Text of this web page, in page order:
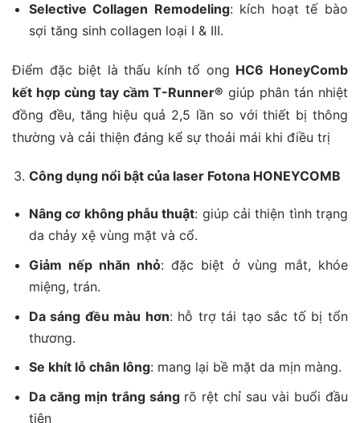
Selective Collagen Remodeling: kích hoạt tế bào
sợi tăng sinh collagen loại I & III.
Điểm đặc biệt là thấu kính tổ ong HC6 HoneyComb
kết hợp cùng tay cầm T-Runner® giúp phân tán nhiệt
đồng đều, tăng hiệu quả 2,5 lần so với thiết bị thông
thường và cải thiện đáng kể sự thoải mái khi điều trị
Công dụng nổi bật của laser Fotona HONEYCOMB
Nâng cơ không phẫu thuật: giúp cải thiện tình trạng
da chảy xệ vùng mặt và cổ.
Giảm nếp nhăn nhỏ: đặc biệt ở vùng mắt, khóe
miệng, trán.
Da sáng đều màu hơn: hỗ trợ tái tạo sắc tố bị tổn
thương.
Se khít lỗ chân lông: mang lại bề mặt da mịn màng.
Da căng mịn trắng sángrõ rệt chỉ sau vài buổi đầu
tiên